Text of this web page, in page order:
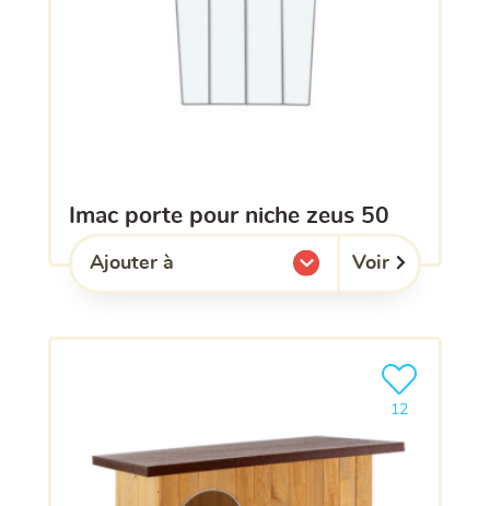
imac porte pour niche zeus 50
Ajouter à
l'une de mes listes. Voir
12
Ajouter le